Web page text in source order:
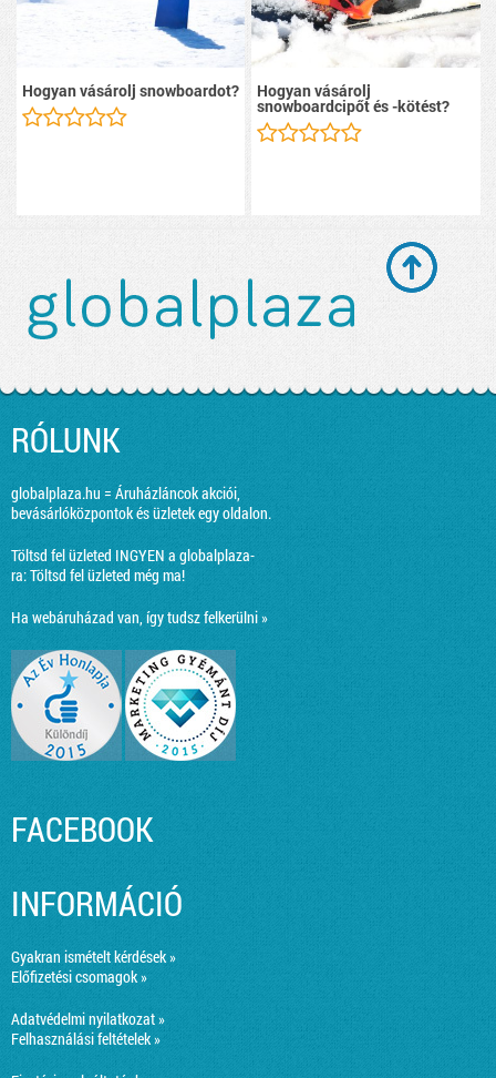
Hogyan vásárolj snowboardot? Hogyan vásárolj
snowboardcipőt és -kötést?
RÓLUNK
globalplaza.hu = Áruházláncok akciói,
bevásárlóközpontok és üzletek egy oldalon.
Töltsd fel üzleted INGYEN a globalplaza-
ra:Töltsd fel üzleted még ma!
Ha webáruházad van, így tudsz felkerülni »
FACEBOOK
INFORMÁCIÓ
Gyakran ismételt kérdések »
Előfizetési csomagok »
Adatvédelmi nyilatkozat »
Felhasználási feltételek »